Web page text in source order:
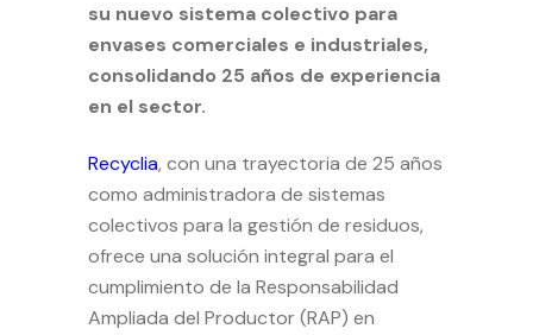
su nuevo sistema colectivo para
envases comerciales e industriales,
consolidando 25 años de experiencia
en el sector.
Recyclia, con una trayectoria de 25 años
como administradora de sistemas
colectivos para la gestión de residuos,
ofrece una solución integral para el
cumplimiento de la Responsabilidad
Ampliada del Productor (RAP) en